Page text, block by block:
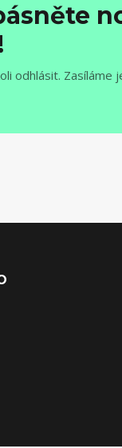
odhlásit. Zasíláme